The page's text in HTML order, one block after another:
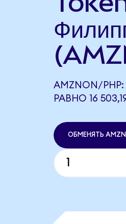
AMZNON/PHP:
РАВНО 16
ОБМЕНЯТЬ